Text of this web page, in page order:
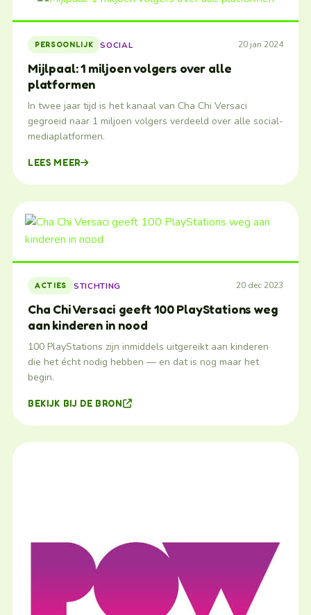
PERSOONLIJK SOCIAL 20 jan 2024
Mijlpaal: 1 miljoen volgers over alle
platformen
In twee jaar tijd is het kanaal van Cha Chi Versaci
gegroeid naar 1 miljoen volgers verdeeld over alle social-
mediaplatformen.
LEES MEER
ACTIES STICHTING 20 dec 2023
Cha Chi Versaci geeft 100 PlayStations weg
aan kinderen in nood
100 PlayStations zijn inmiddels uitgereikt aan kinderen
die het écht nodig hebben — en dat is nog maar het
begin.
BEKIJK BIJ DE BRON